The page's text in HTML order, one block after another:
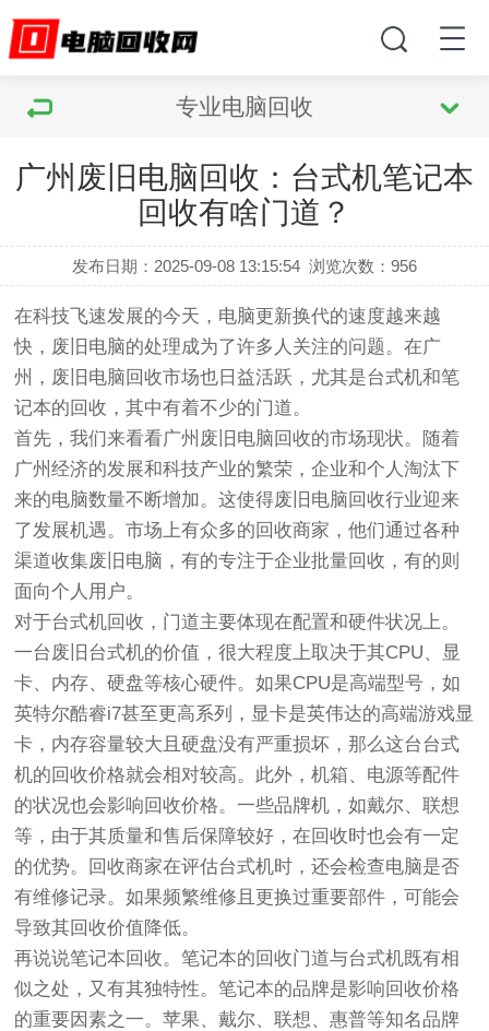
专业电脑回收
广州废旧电脑回收：台式机笔记本
回收有啥门道？
发布日期：2025-09-08 13:15:54 浏览次数：956
在科技飞速发展的今天，电脑更新换代的速度越来越
快，废旧电脑的处理成为了许多人关注的问题。在广
州，废旧电脑回收市场也日益活跃，尤其是台式机和笔
记本的回收，其中有着不少的门道。
首先，我们来看看广州废旧电脑回收的市场现状。随着
广州经济的发展和科技产业的繁荣，企业和个人淘汰下
来的电脑数量不断增加。这使得废旧电脑回收行业迎来
了发展机遇。市场上有众多的回收商家，他们通过各种
渠道收集废旧电脑，有的专注于企业批量回收，有的则
面向个人用户。
对于台式机回收，门道主要体现在配置和硬件状况上。
一台废旧台式机的价值，很大程度上取决于其CPU、显
卡、内存、硬盘等核心硬件。如果CPU是高端型号，如
英特尔酷睿i7甚至更高系列，显卡是英伟达的高端游戏显
卡，内存容量较大且硬盘没有严重损坏，那么这台台式
机的回收价格就会相对较高。此外，机箱、电源等配件
的状况也会影响回收价格。一些品牌机，如戴尔、联想
等，由于其质量和售后保障较好，在回收时也会有一定
的优势。回收商家在评估台式机时，还会检查电脑是否
有维修记录。如果频繁维修且更换过重要部件，可能会
导致其回收价值降低。
再说说笔记本回收。笔记本的回收门道与台式机既有相
似之处，又有其独特性。笔记本的品牌是影响回收价格
的重要因素之一。苹果、戴尔、联想、惠普等知名品牌